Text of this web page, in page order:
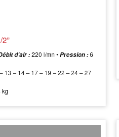
d’air :220 l/mn •Pression :6
13 – 14 – 17 – 19 – 22 – 24 – 27
kg